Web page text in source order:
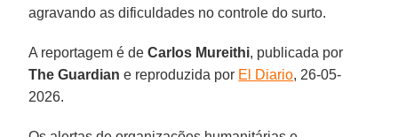
agravando as dificuldades no controle do surto.
A reportagem é deCarlos Mureithi, publicada por
The Guardian e reproduzida por El Diario, 26-05-
2026.